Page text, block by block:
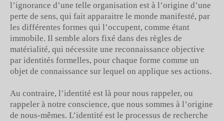
l’ignorance d’une telle organisation est à l’origine d’une
perte de sens, qui fait apparaitre le monde manifesté, par
les différentes formes qui l’occupent, comme étant
immobile. Il semble alors fixé dans des règles de
matérialité, qui nécessite une reconnaissance objective
par identités formelles, pour chaque forme comme un
objet de connaissance sur lequel on applique ses actions.
Au contraire, l’identité est là pour nous rappeler, ou
rappeler à notre conscience, que nous sommes à l’origine
de nous-mêmes. L’identité est le processus de recherche